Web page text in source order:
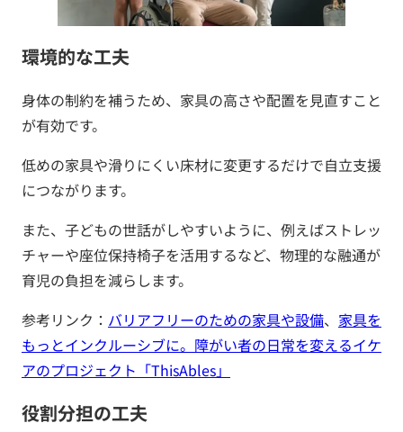
環境的な工夫
身体の制約を補うため、家具の高さや配置を見直すこと
が有効です。
低めの家具や滑りにくい床材に変更するだけで自立支援
につながります。
また、子どもの世話がしやすいように、例えばストレッ
チャーや座位保持椅子を活用するなど、物理的な融通が
育児の負担を減らします。
参考リンク： バリアフリーのための家具や設備、 家具を
もっとインクルーシブに。障がい者の日常を変えるイケ
アのプロジェクト「ThisAbles」
役割分担の工夫